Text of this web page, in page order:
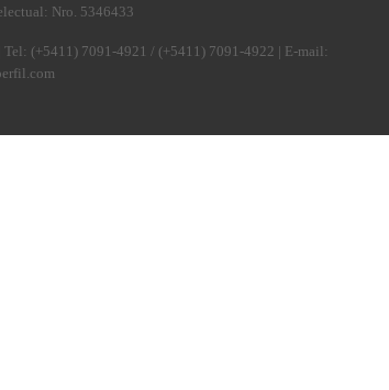
Nro. 5346433
| Tel: (+5411) 7091-4921 / (+5411) 7091-4922 | E-mail: